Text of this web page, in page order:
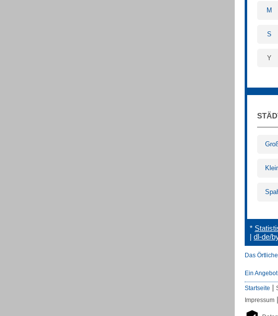
M
S
Y
*
| dl-de/
Das Örtliche
Ein
Startseite |
Impressum |